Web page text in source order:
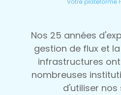
Nos 25 années
gestion de flux et
infrastructures
nombreuses
d'utiliser nos